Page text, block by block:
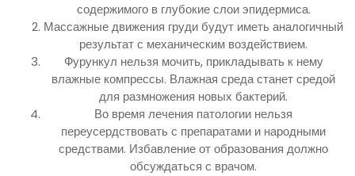
содержимого в глубокие слои эпидермиса.
Массажные движения груди будут иметь аналогичный
результат с механическим воздействием.
Фурункул нельзя мочить, прикладывать к нему
влажные компрессы. Влажная среда станет средой
для размножения новых бактерий.
Во время лечения патологии нельзя
переусердствовать с препаратами и народными
средствами. Избавление от образования должно
обсуждаться с врачом.